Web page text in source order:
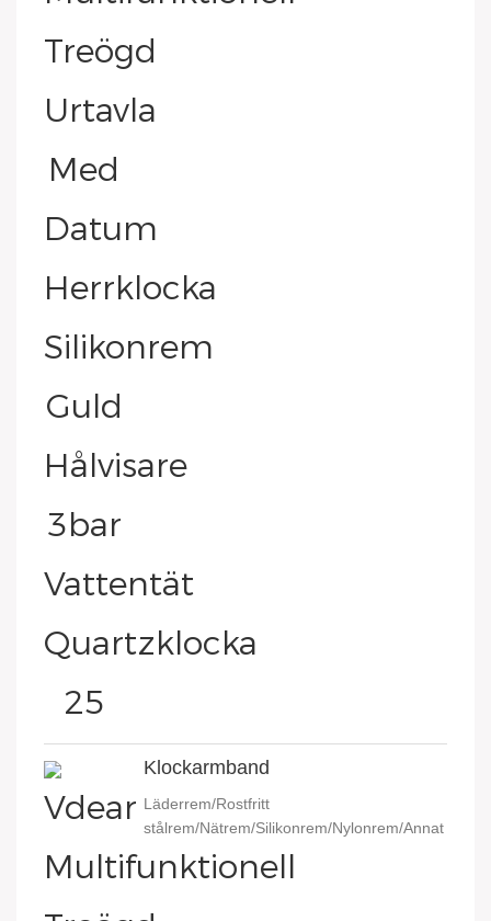
Klockarmband
Läderrem/Rostfritt
stålrem/Nätrem/Silikonrem/Nylonrem/Annat